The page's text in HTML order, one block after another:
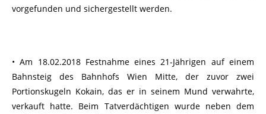
vorgefunden und sichergestellt werden.
• Am 18.02.2018 Festnahme eines 21-Jährigen auf einem
Bahnsteig des Bahnhofs Wien Mitte, der zuvor zwei
Portionskugeln Kokain, das er in seinem Mund verwahrte,
verkauft hatte. Beim Tatverdächtigen wurde neben dem